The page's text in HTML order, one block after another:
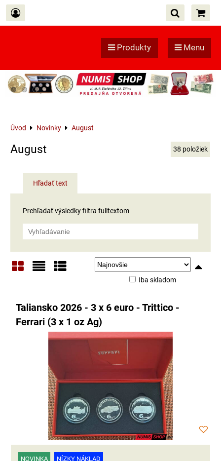
Produkty Menu
Úvod Novinky August
August 38 položiek
Hľadať text
Prehľadať výsledky filtra fulltextom
Iba skladom
Taliansko 2026 - 3 x 6 euro - Trittico -
Ferrari (3 x 1 oz Ag)
NOVINKA NÍZKY NÁKLAD